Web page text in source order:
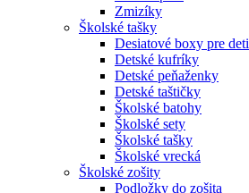
Zmizíky
Školské tašky
Desiatové boxy pre deti
Detské kufríky
Detské peňaženky
Detské taštičky
Školské batohy
Školské sety
Školské tašky
Školské vrecká
Školské zošity
Podložky do zošita